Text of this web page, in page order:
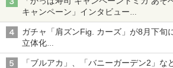
キャンペーン」インタビュー
子どもが楽しめるかっぱ寿司ならでは
追求
ガチャ「肩ズンFig. カーズ」が8月下旬
立体化
ライトニング・マックィーンやメータ
「ブルアカ」、「バニーガーデン2」な